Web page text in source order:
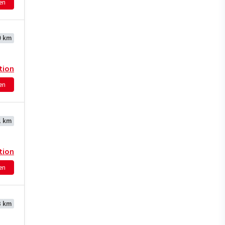
km
km
km